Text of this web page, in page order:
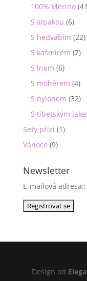
100% Merino
S alpakou (6)
S hedvábím (22)
S kašmírem (7)
S lnem (6)
S mohérem (4)
S nylonem (32)
S tibetským
Sety přízí (1)
Vánoce (9)
Newsletter
E-mailová adresa::
Design od